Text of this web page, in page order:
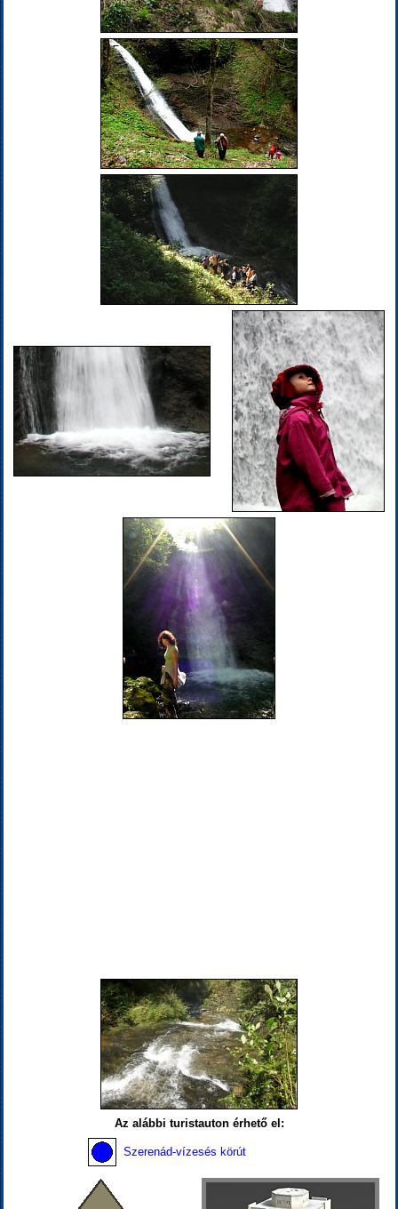
Az alábbi turistauton érhető el:
Szerenád-vízesés körút